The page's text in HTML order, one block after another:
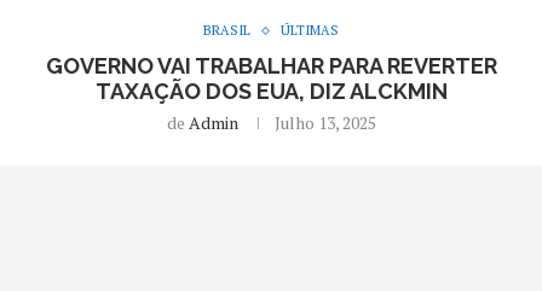
BRASIL ÚLTIMAS
GOVERNO VAI TRABALHAR PARA REVERTER
TAXAÇÃO DOS EUA, DIZ ALCKMIN
de Admin Julho 13, 2025